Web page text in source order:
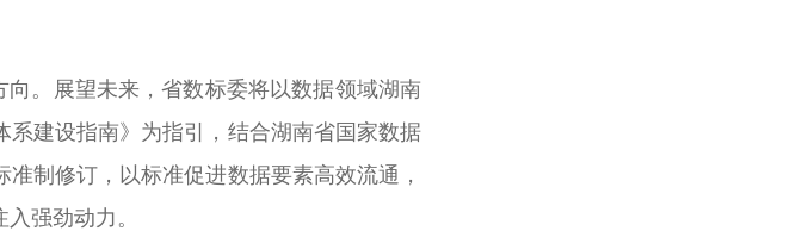
。展望未来，省数标委将以数据领域湖南
建设指南》为指引，结合湖南省国家数据
制修订，以标准促进数据要素高效流通，
强劲动力。